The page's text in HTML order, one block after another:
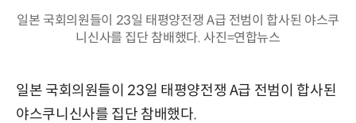
일본 국회의원들이 23일 태평양전쟁 A급 전범이 합사된 야스쿠
니신사를 집단 참배했다. 사진=연합뉴스
일본 국회의원들이 23일 태평양전쟁 A급 전범이 합사된
야스쿠니신사를 집단 참배했다.